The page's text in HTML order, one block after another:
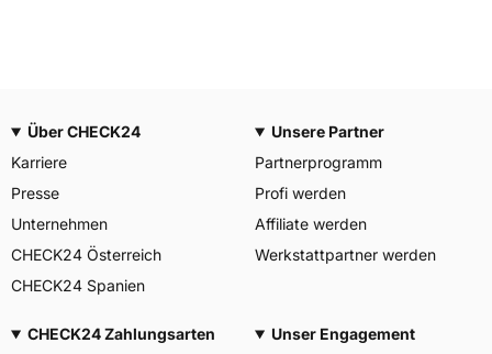
Über CHECK24
Karriere
Presse
Unternehmen
CHECK24 Österreich
CHECK24 Spanien
Unsere Partner
Partnerprogramm
Profi werden
Affiliate werden
Werkstattpartner werden
CHECK24 Zahlungsarten
Unser Engagement